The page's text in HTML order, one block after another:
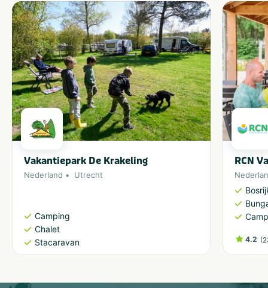
Vakantiepark De Krakeling
Nederland Utrecht
Camping
Chalet
Stacaravan
RCN
4.2 (